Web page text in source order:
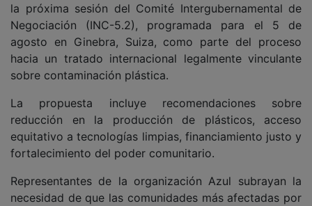
la próxima sesión del Comité Intergubernamental de
Negociación (INC-5.2), programada para el 5 de
agosto en Ginebra, Suiza, como parte del proceso
hacia un tratado internacional legalmente vinculante
sobre contaminación plástica.
La propuesta incluye recomendaciones sobre
reducción en la producción de plásticos, acceso
equitativo a tecnologías limpias, financiamiento justo y
fortalecimiento del poder comunitario.
Representantes de la organización Azul subrayan la
necesidad de que las comunidades más afectadas por